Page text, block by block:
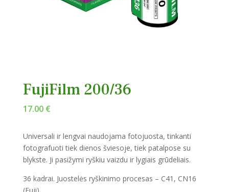
FujiFilm 200/36
17.00 €
Universali ir lengvai naudojama fotojuosta, tinkanti
fotografuoti tiek dienos šviesoje, tiek patalpose su
blykste. Ji pasižymi ryškiu vaizdu ir lygiais grūdeliais.
36 kadrai. Juostelės ryškinimo procesas – C41, CN16